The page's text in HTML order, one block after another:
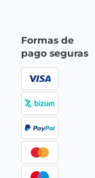
Formas de
pago seguras